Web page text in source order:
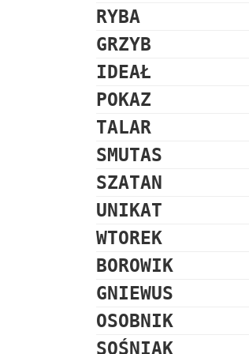
RYBA
GRZYB
IDEAŁ
POKAZ
TALAR
SMUTAS
SZATAN
UNIKAT
WTOREK
BOROWIK
GNIEWUS
OSOBNIK
SOŚNIAK